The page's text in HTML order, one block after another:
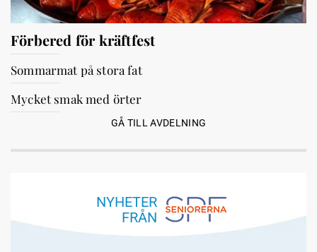
Förbered för kräftfest
Sommarmat på stora fat
Mycket smak med örter
GÅ TILL AVDELNING
NYHETER
FRÅN